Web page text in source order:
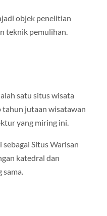
objek penelitian
teknik pemulihan.
satu situs wisata
tahun jutaan wisatawan
yang miring ini.
Situs Warisan
katedral dan